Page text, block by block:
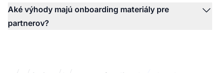
Aké výhody majú onboarding materiály pre
partnerov?